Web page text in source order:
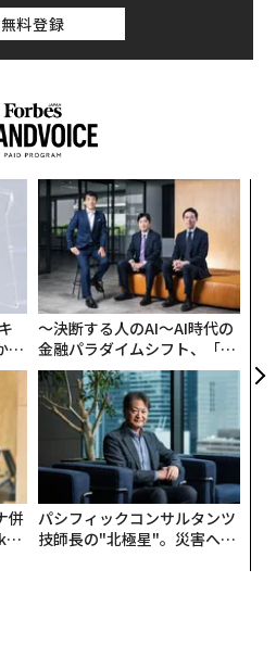
無料登録
。
ャ
S
〜決断する人のAI〜AI時代の
金融パラダイムシフト、「超
個別化」の核心 【MUFG×ウ
ェルスナビ×PwC】
併
」
パシフィックコンサルタンツ
技師長の"北極星"。災害への